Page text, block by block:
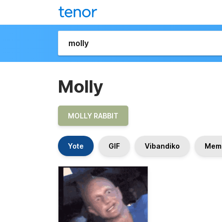
Molly
MOLLY RABBIT
Yote GIF Vibandiko